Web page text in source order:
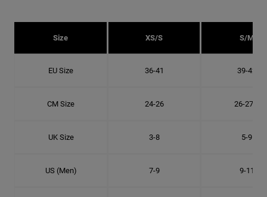
Size XS/S S/M
EU Size 36-41 39-42
CM Size 24-26 26-27.8
UK Size 3-8 5-9
US (Men) 7-9 9-11